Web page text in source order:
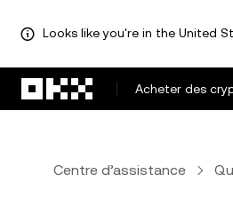
Looks like you're in the United
Acheter des
Centre d’assistance